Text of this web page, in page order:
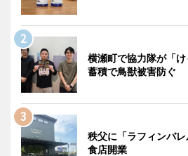
横瀬町で協力隊が「
蓄積で鳥獣被害防ぐ
秩父に「ラフィンバ
食店開業